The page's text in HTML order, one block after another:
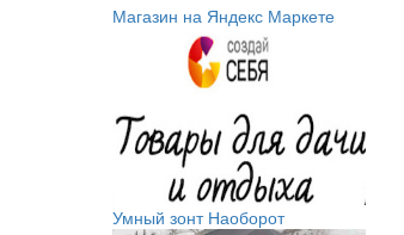
Магазин на Яндекс Маркете
Умный зонт Наоборот